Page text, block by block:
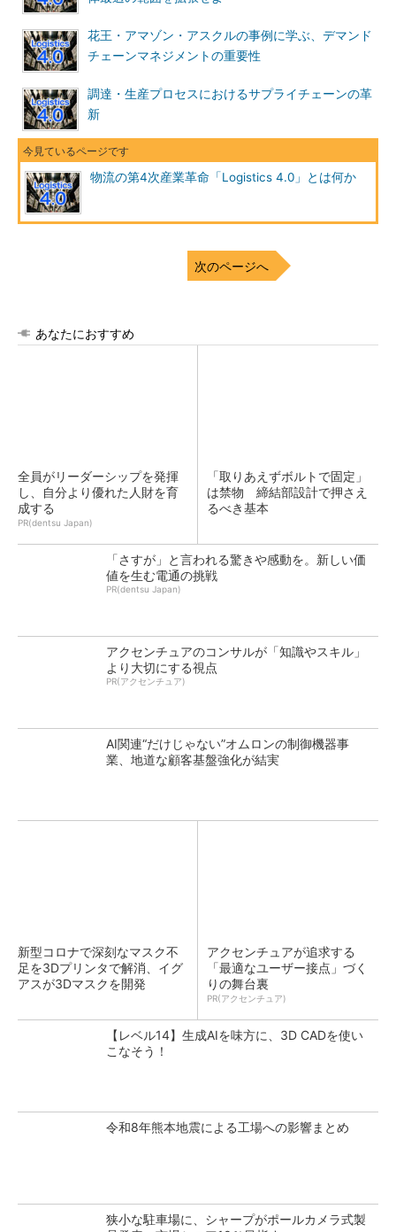
花王・アマゾン・アスクルの事例に学ぶ、デマンド
チェーンマネジメントの重要性
調達・生産プロセスにおけるサプライチェーンの革
新
物流の第4次産業革命「Logistics 4.0」とは何か
次のページへ
あなたにおすすめ
全員がリーダーシップを発揮
し、自分より優れた人財を育
成する
PR(dentsu Japan)
「取りあえずボルトで固定」
は禁物 締結部設計で押さえ
るべき基本
「さすが」と言われる驚きや感動を。新しい価
値を生む電通の挑戦
PR(dentsu Japan)
アクセンチュアのコンサルが「知識やスキル」
より大切にする視点
PR(アクセンチュア)
AI関連“だけじゃない”オムロンの制御機器事
業、地道な顧客基盤強化が結実
新型コロナで深刻なマスク不
足を3Dプリンタで解消、イグ
アスが3Dマスクを開発
アクセンチュアが追求する
「最適なユーザー接点」づく
りの舞台裏
PR(アクセンチュア)
【レベル14】生成AIを味方に、3D CADを使い
こなそう！
令和8年熊本地震による工場への影響まとめ
狭小な駐車場に、シャープがポールカメラ式製